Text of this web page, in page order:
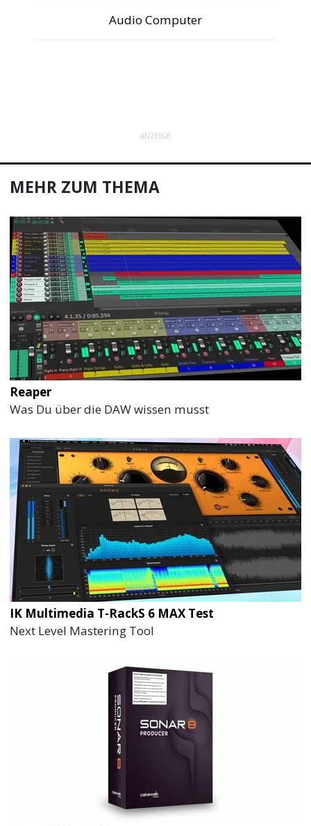
Audio Computer
ANZEIGE
MEHR ZUM THEMA
Reaper
Was Du über die DAW wissen musst
IK Multimedia T-RackS 6 MAX Test
Next Level Mastering Tool